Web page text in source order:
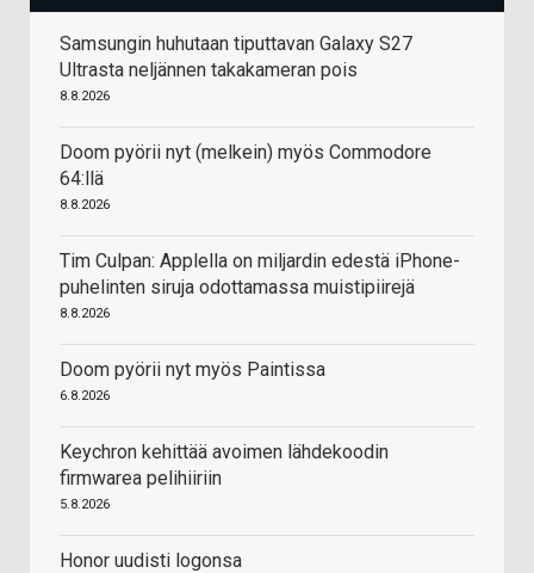
Samsungin huhutaan tiputtavan Galaxy S27
Ultrasta neljännen takakameran pois
8.8.2026
Doom pyörii nyt (melkein) myös Commodore
64:llä
8.8.2026
Tim Culpan: Applella on miljardin edestä iPhone-
puhelinten siruja odottamassa muistipiirejä
8.8.2026
Doom pyörii nyt myös Paintissa
6.8.2026
Keychron kehittää avoimen lähdekoodin
firmwarea pelihiiriin
5.8.2026
Honor uudisti logonsa